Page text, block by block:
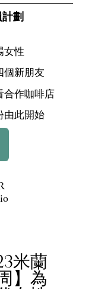
劃
女性
個新朋友
合作咖啡店
由此開始
米蘭
】為